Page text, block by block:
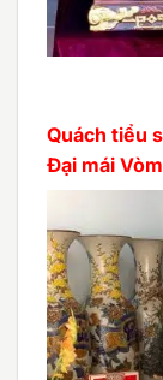
Quách tiểu
Đại mái Vòm